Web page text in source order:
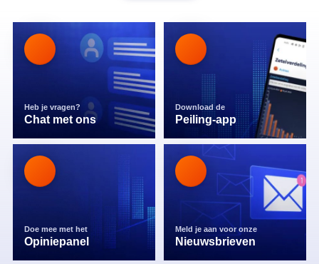
Heb je vragen?
Chat met ons
Download de
Peiling-app
Doe mee met het
Opiniepanel
Meld je aan voor onze
Nieuwsbrieven